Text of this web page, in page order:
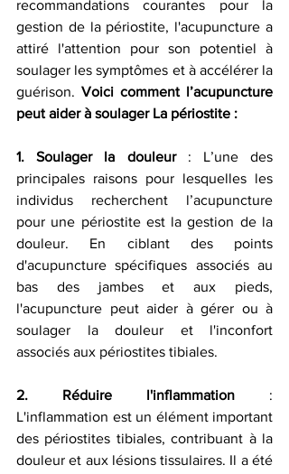
recommandations courantes pour la
gestion de la périostite, l'acupuncture a
attiré l'attention pour son potentiel à
soulager les symptômes et à accélérer la
guérison. Voici comment l’acupuncture
peut aider à soulager La périostite :
1. Soulager la douleur : L’une des
principales raisons pour lesquelles les
individus recherchent l’acupuncture
pour une périostite est la gestion de la
douleur. En ciblant des points
d'acupuncture spécifiques associés au
bas des jambes et aux pieds,
l'acupuncture peut aider à gérer ou à
soulager la douleur et l'inconfort
associés aux périostites tibiales.
2. Réduire l'inflammation :
L'inflammation est un élément important
des périostites tibiales, contribuant à la
douleur et aux lésions tissulaires. Il a été